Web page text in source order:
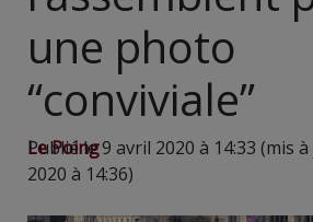
une photo
“conviviale”
Le Poing
Publié le 9 avril 2020 à 14:33 (mis
2020 à 14:36)